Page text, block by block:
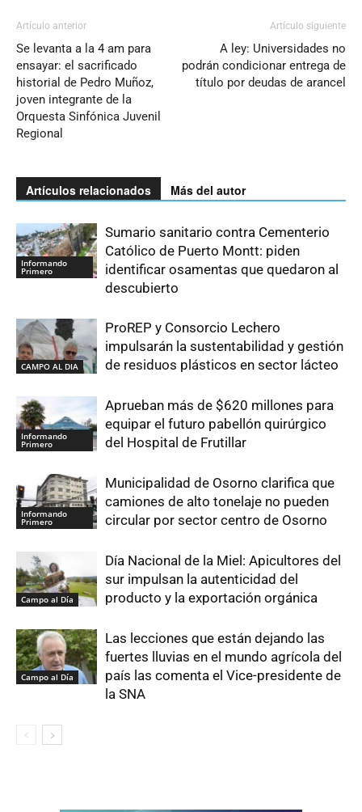
Artículo anterior
Se levanta a la 4 am para
ensayar: el sacrificado
historial de Pedro Muñoz,
joven integrante de la
Orquesta Sinfónica Juvenil
Regional
Artículo siguiente
A ley: Universidades no
podrán condicionar entrega de
título por deudas de arancel
Artículos relacionados Más del autor
Informando
Primero
Sumario sanitario contra Cementerio
Católico de Puerto Montt: piden
identificar osamentas que quedaron al
descubierto
CAMPO AL DIA
ProREP y Consorcio Lechero
impulsarán la sustentabilidad y gestión
de residuos plásticos en sector lácteo
Informando
Primero
Aprueban más de $620 millones para
equipar el futuro pabellón quirúrgico
del Hospital de Frutillar
Informando
Primero
Municipalidad de Osorno clarifica que
camiones de alto tonelaje no pueden
circular por sector centro de Osorno
Campo al Día
Día Nacional de la Miel: Apicultores del
sur impulsan la autenticidad del
producto y la exportación orgánica
Campo al Día
Las lecciones que están dejando las
fuertes lluvias en el mundo agrícola del
país las comenta el Vice-presidente de
la SNA